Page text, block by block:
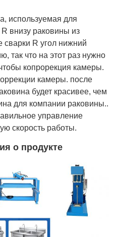
используемая для
внизу раковины из
R угол нижний
так что на этот раз нужно
копрорекция камеры.
камеры. после
будет красивее, чем
для компании раковины..
управление
скорость работы.
о продукте